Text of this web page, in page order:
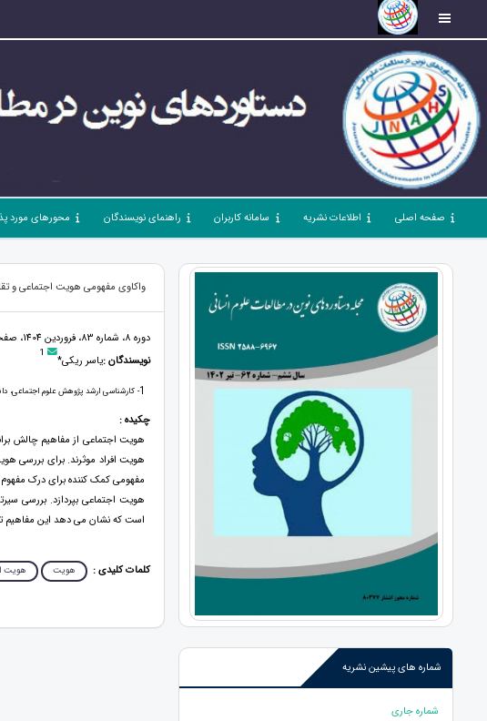
صفحه اصلی اطلاعات نشریه سامانه کاربران راهنمای نویسندگان محورهای مورد
شماره های پیشین نشریه
شماره جاری
واکاوی مفهومی هویت اجتماعی و
دوره 8، شماره 83، فروردین 1404، صفحات 70 - 89
نویسندگان :یاسر ریکی* 1
1- کارشناسی ارشد پژوهش علوم اجتماعی،
چکیده :
هویت اجتماعی از مفاهیم چالش
هویت افراد موثرند. برای بررسی
مفهومی کمک کننده برای درک
هویت اجتماعی بپردازد. بررسی
است که نشان می دهد این مفاهیم
کلمات کلیدی : هویت هویت